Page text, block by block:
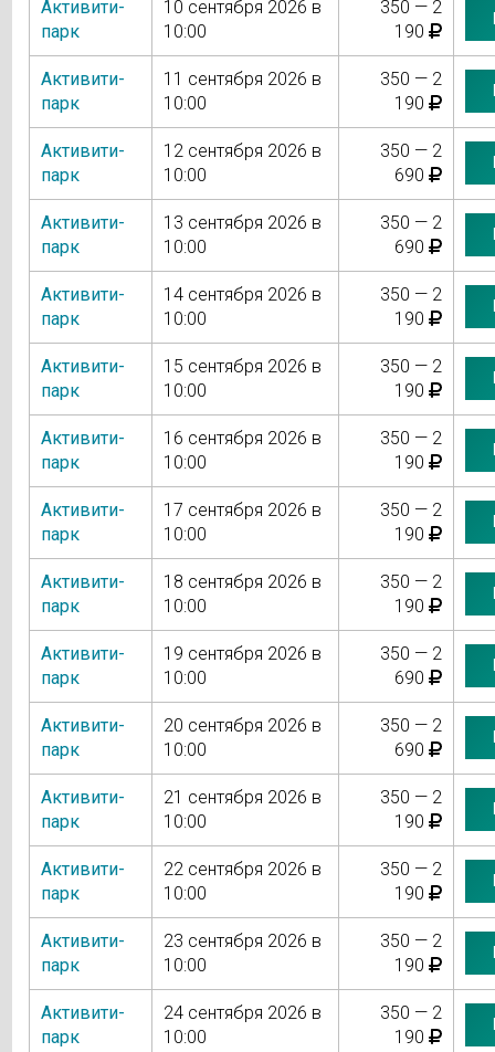
Активити-
парк
10 сентября 2026 в
10:00
350 — 2
190
Активити-
парк
11 сентября 2026 в
10:00
350 — 2
190
Активити-
парк
12 сентября 2026 в
10:00
350 — 2
690
Активити-
парк
13 сентября 2026 в
10:00
350 — 2
690
Активити-
парк
14 сентября 2026 в
10:00
350 — 2
190
Активити-
парк
15 сентября 2026 в
10:00
350 — 2
190
Активити-
парк
16 сентября 2026 в
10:00
350 — 2
190
Активити-
парк
17 сентября 2026 в
10:00
350 — 2
190
Активити-
парк
18 сентября 2026 в
10:00
350 — 2
190
Активити-
парк
19 сентября 2026 в
10:00
350 — 2
690
Активити-
парк
20 сентября 2026 в
10:00
350 — 2
690
Активити-
парк
21 сентября 2026 в
10:00
350 — 2
190
Активити-
парк
22 сентября 2026 в
10:00
350 — 2
190
Активити-
парк
23 сентября 2026 в
10:00
350 — 2
190
Активити-
парк
24 сентября 2026 в
10:00
350 — 2
190